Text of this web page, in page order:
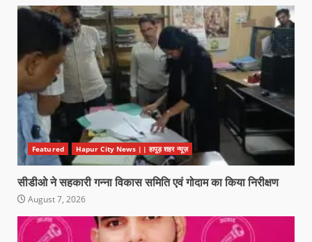
Featured Hapur City News || हापुड़ शहर न्यूज़
सीडीओ ने सहकारी गन्ना विकास समिति एवं गोदाम का किया निरीक्षण
August 7, 2026